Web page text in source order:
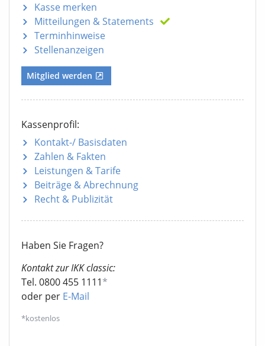
Kasse merken
Mitteilungen & Statements
Terminhinweise
Stellenanzeigen
Mitglied werden
Kassenprofil:
Kontakt-/ Basisdaten
Zahlen & Fakten
Leistungen & Tarife
Beiträge & Abrechnung
Recht & Publizität
Haben Sie Fragen?
Kontakt zur IKK classic:
Tel. 0800 455 1111*
oder per E-Mail
*kostenlos